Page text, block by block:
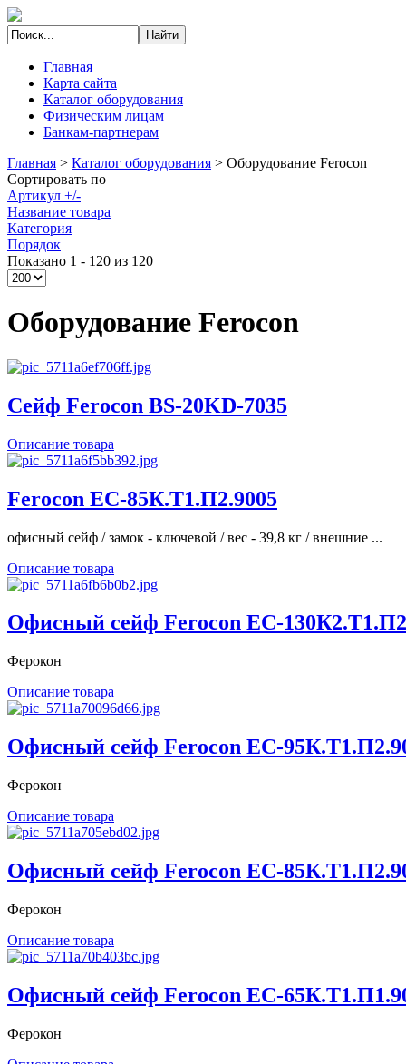
Главная
Карта сайта
Каталог оборудования
Физическим лицам
Банкам-партнерам
Главная > Каталог оборудования > Оборудование Ferocon
Сортировать по
Артикул +/-
Название товара
Категория
Порядок
Показано 1 - 120 из 120
Оборудование Ferocon
Сейф Ferocon BS-20KD-7035
Описание товара
Ferocon ЕС-85К.Т1.П2.9005
офисный сейф / замок - ключевой / вес - 39,8 кг / внешние ...
Описание товара
Офисный сейф Ferocon ЕС-
Ферокон
Описание товара
Офисный сейф Ferocon ЕС-
Ферокон
Описание товара
Офисный сейф Ferocon ЕС-
Ферокон
Описание товара
Офисный сейф Ferocon ЕС-
Ферокон